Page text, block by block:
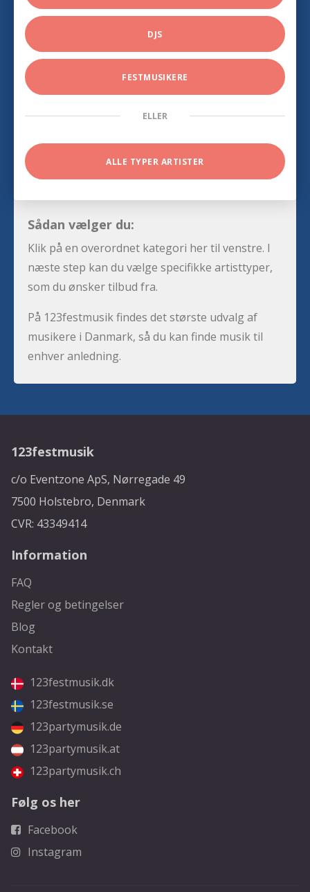
DJS
FESTMUSIKERE
ELLER
ALLE TYPER ARTISTER
Sådan vælger du:
Klik på en overordnet kategori her til venstre. I
næste step kan du vælge specifikke artisttyper,
som du ønsker tilbud fra.
På 123festmusik findes det største udvalg af
musikere i Danmark, så du kan finde musik til
enhver anledning.
123festmusik
c/o Eventzone ApS, Nørregade 49
7500 Holstebro, Denmark
CVR: 43349414
Information
FAQ
Regler og betingelser
Blog
Kontakt
123festmusik.dk
123festmusik.se
123partymusik.de
123partymusik.at
123partymusik.ch
Følg os her
Facebook
Instagram